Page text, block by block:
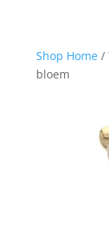
Shop Home/
bloem